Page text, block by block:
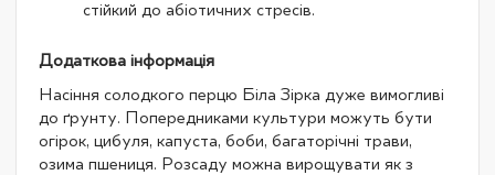
стійкий до абіотичних стресів.
Додаткова інформація
Насіння солодкого перцю Біла Зірка дуже вимогливі
до ґрунту. Попередниками культури можуть бути
огірок, цибуля, капуста, боби, багаторічні трави,
озима пшениця. Розсаду можна вирощувати як з